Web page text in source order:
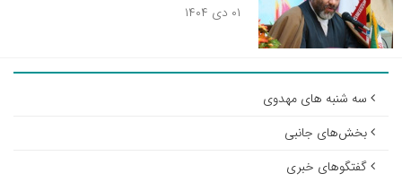
۰۱ دی ۱۴۰۴
سه شنبه های مهدوی
بخش‌های جانبی
گفتگوهای خبری